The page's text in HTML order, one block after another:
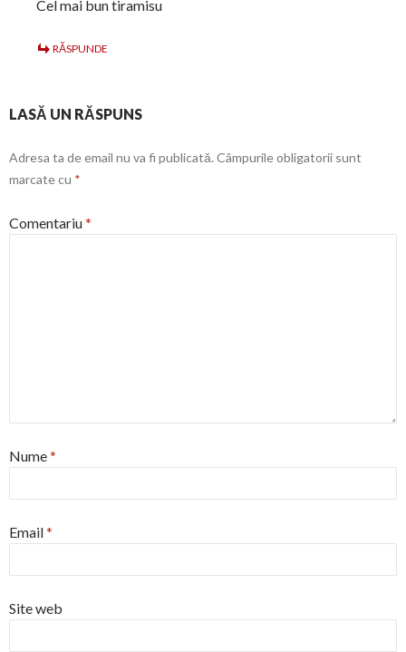
Cel mai bun tiramisu
RĂSPUNDE
LASĂ UN RĂSPUNS
Adresa ta de email nu va fi publicată. Câmpurile obligatorii sunt
marcate cu *
Comentariu*
Nume*
Email*
Site web